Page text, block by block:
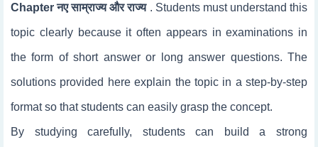
Chapter नए साम्राज्य और राज्य . Students must understand this
topic clearly because it often appears in examinations in
the form of short answer or long answer questions. The
solutions provided here explain the topic in a step-by-step
format so that students can easily grasp the concept.
By studyingcarefully, students can build a strong